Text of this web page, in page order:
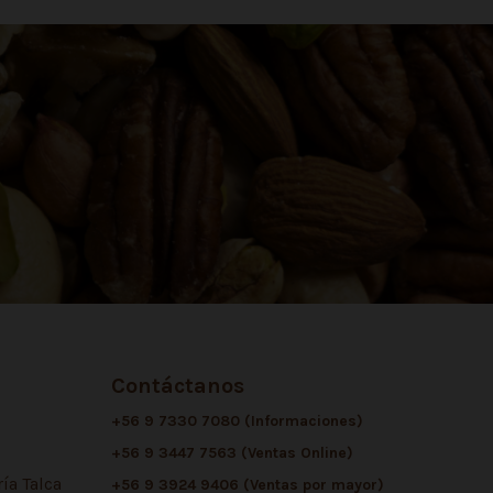
Talca
Contáctanos
+56 9 7330 7080 (Informaciones)
+56 9 3447 7563 (Ventas Online)
+56 9 3924 9406 (Ventas por mayor)